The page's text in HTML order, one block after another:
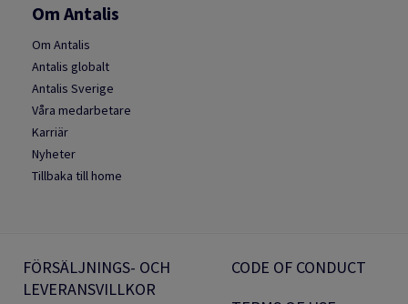
Om Antalis
Om Antalis
Antalis globalt
Antalis Sverige
Våra medarbetare
Karriär
Nyheter
Tillbaka till home
FÖRSÄLJNINGS- OCH
LEVERANSVILLKOR
CODE OF CONDUCT